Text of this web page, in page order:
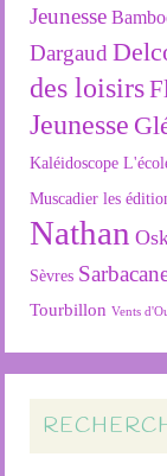
Jeunesse
Dargaud
des loisirs
Jeunesse
Kaléidoscope
Muscadier les
Nathan
Sèvres
Tourbillon Vents